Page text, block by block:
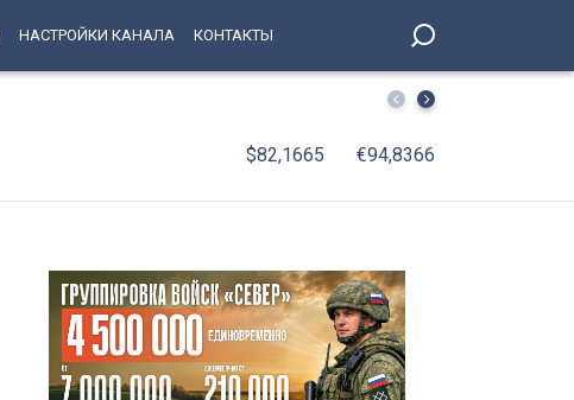
НАСТРОЙКИ КАНАЛА КОНТАКТЫ
На поле стадиона «Петровский» вышли лучшие игроки
$82,1665 €94,8366